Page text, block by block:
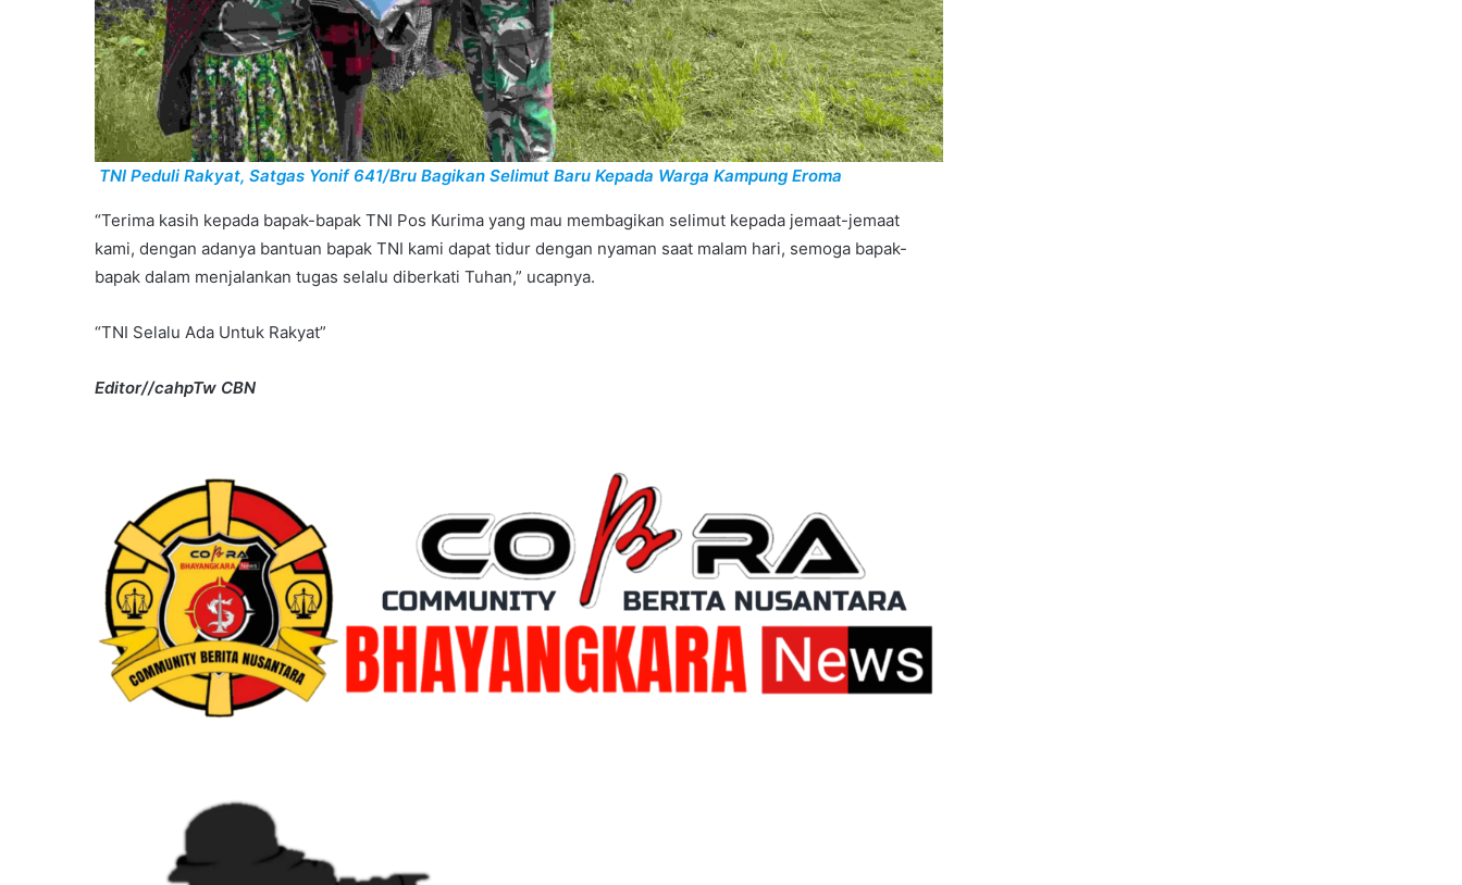
TNI Peduli Rakyat, Satgas Yonif 641/Bru Bagikan Selimut Baru Kepada Warga Kampung Eroma
“Terima kasih kepada bapak-bapak TNI Pos Kurima yang mau membagikan selimut kepada jemaat-jemaat
kami, dengan adanya bantuan bapak TNI kami dapat tidur dengan nyaman saat malam hari, semoga bapak-
bapak dalam menjalankan tugas selalu diberkati Tuhan,” ucapnya.
“TNI Selalu Ada Untuk Rakyat”
Editor//cahpTw CBN